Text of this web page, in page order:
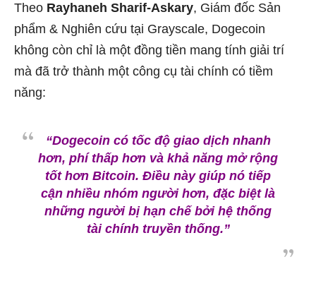
Theo Rayhaneh Sharif-Askary, Giám đốc Sản
phẩm & Nghiên cứu tại Grayscale, Dogecoin
không còn chỉ là một đồng tiền mang tính giải trí
mà đã trở thành một công cụ tài chính có tiềm
năng:
“Dogecoin có tốc độ giao dịch nhanh
hơn, phí thấp hơn và khả năng mở rộng
tốt hơn Bitcoin. Điều này giúp nó tiếp
cận nhiều nhóm người hơn, đặc biệt là
những người bị hạn chế bởi hệ thống
tài chính truyền thống.”